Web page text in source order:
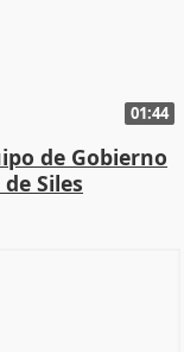
01:44
de Gobierno
Siles